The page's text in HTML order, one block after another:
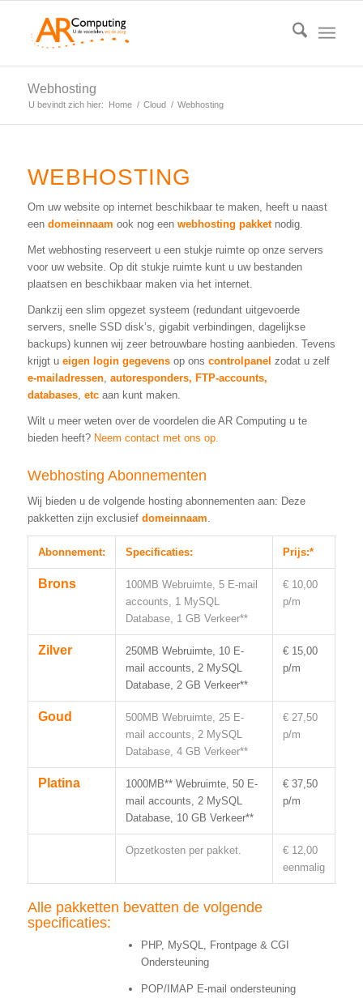
Webhosting
U bevindt zich hier: Home / Cloud / Webhosting
WEBHOSTING
Om uw website op internet beschikbaar te maken, heeft u naast
een domeinnaam ook nog een webhosting pakket nodig.
Met webhosting reserveert u een stukje ruimte op onze servers
voor uw website. Op dit stukje ruimte kunt u uw bestanden
plaatsen en beschikbaar maken via het internet.
Dankzij een slim opgezet systeem (redundant uitgevoerde
servers, snelle SSD disk’s, gigabit verbindingen, dagelijkse
backups) kunnen wij zeer betrouwbare hosting aanbieden. Tevens
krijgt u eigen login gegevensop ons controlpanel zodat u zelf
e-mailadressen, autoresponders, FTP-accounts,
databases, etcaan kunt maken.
Wilt u meer weten over de voordelen die AR Computing u te
bieden heeft? Neem contact met ons op.
Webhosting Abonnementen
Wij bieden u de volgende hosting abonnementen aan: Deze
pakketten zijn exclusief domeinnaam.
Abonnement: Specificaties: Prijs:*
Brons
100MB Webruimte, 5 E-mail
accounts, 1 MySQL
Database, 1 GB Verkeer**
€ 10,00
p/m
Zilver
250MB Webruimte, 10 E-
mail accounts, 2 MySQL
Database, 2 GB Verkeer**
€ 15,00
p/m
Goud
500MB Webruimte, 25 E-
mail accounts, 2 MySQL
Database, 4 GB Verkeer**
€ 27,50
p/m
Platina
1000MB** Webruimte, 50 E-
mail accounts, 2 MySQL
Database, 10 GB Verkeer**
€ 37,50
p/m
Opzetkosten per pakket.
€ 12,00
eenmalig
Alle pakketten bevatten de volgende
specificaties:
PHP, MySQL, Frontpage & CGI
Ondersteuning
POP/IMAP E-mail ondersteuning